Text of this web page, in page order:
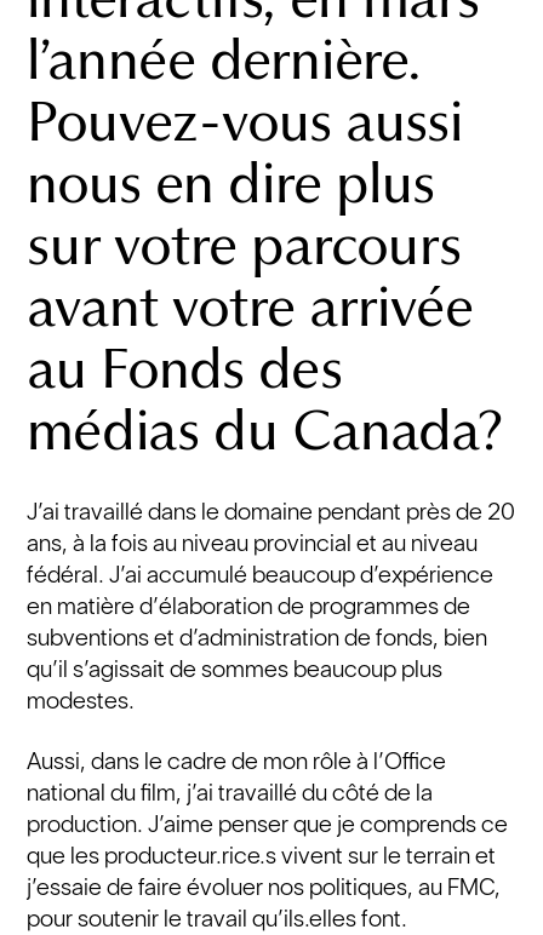
l’année dernière.
Pouvez-vous aussi
nous en dire plus
sur votre parcours
avant votre arrivée
au Fonds des
médias du Canada?
J’ai travaillé dans le domaine pendant près de 20
ans, à la fois au niveau provincial et au niveau
fédéral. J’ai accumulé beaucoup d’expérience
en matière d’élaboration de programmes de
subventions et d’administration de fonds, bien
qu’il s’agissait de sommes beaucoup plus
modestes.
Aussi, dans le cadre de mon rôle à l’Office
national du film, j’ai travaillé du côté de la
production. J’aime penser que je comprends ce
que les producteur.rice.s vivent sur le terrain et
j’essaie de faire évoluer nos politiques, au FMC,
pour soutenir le travail qu’ils.elles font.